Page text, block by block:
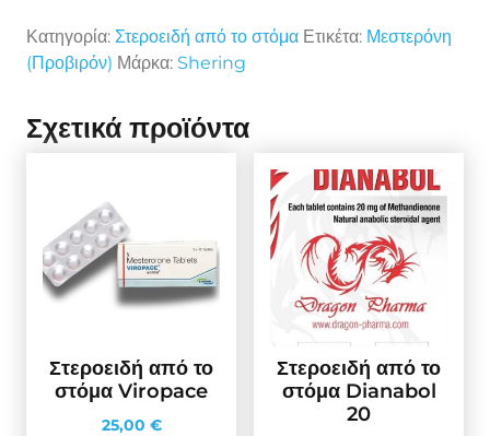
Κατηγορία: Στεροειδή από το στόμα Ετικέτα: Μεστερόνη
(Προβιρόν) Μάρκα: Shering
Σχετικά προϊόντα
Στεροειδή από το
στόμα Viropace
25,00 €
Στεροειδή από το
στόμα Dianabol
20